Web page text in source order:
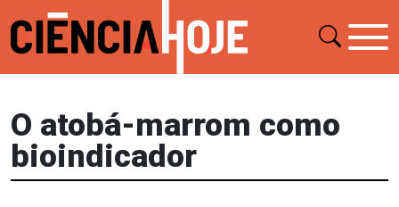
O atobá-marrom como
bioindicador